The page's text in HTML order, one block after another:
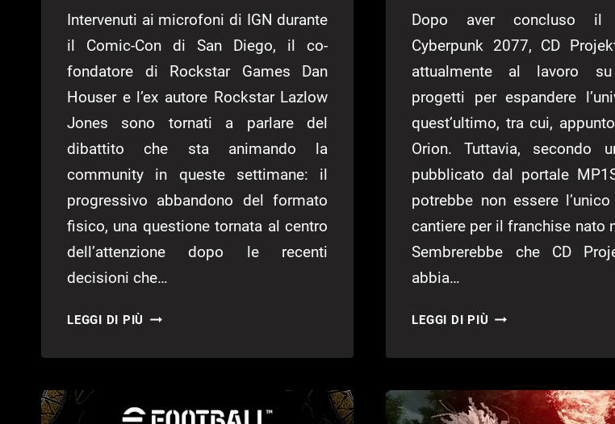
Intervenuti ai microfoni di IGN durante
il Comic-Con di San Diego, il co-
fondatore di Rockstar Games Dan
Houser e l’ex autore Rockstar Lazlow
Jones sono tornati a parlare del
dibattito che sta animando la
community in queste settimane: il
progressivo abbandono del formato
fisico, una questione tornata al centro
dell’attenzione dopo le recenti
decisioni che…
LEGGI DI PIÙ IL
FONDATORE
GAMES
Dopo aver concluso il
Cyberpunk 2077, CD
attualmente al lavoro
progetti per espandere
quest’ultimo, tra cui,
Orion. Tuttavia, secondo
pubblicato dal portale
potrebbe non essere
cantiere per il franchise nato
Sembrerebbe che CD
abbia…
LEGGI DI PIÙ CD
RED
WAYFORWARD
INSIEME